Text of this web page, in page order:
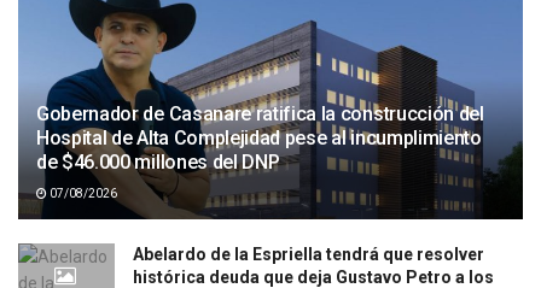
Gobernador de Casanare ratifica la construcción del
Hospital de Alta Complejidad pese al incumplimiento
de $46.000 millones del DNP
07/08/2026
Abelardo de la Espriella tendrá que resolver
histórica deuda que deja Gustavo Petro a los